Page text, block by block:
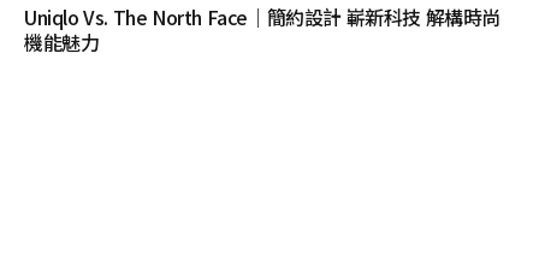
Uniqlo Vs. The North Face｜簡約設計 嶄新科技 解構時尚
機能魅力